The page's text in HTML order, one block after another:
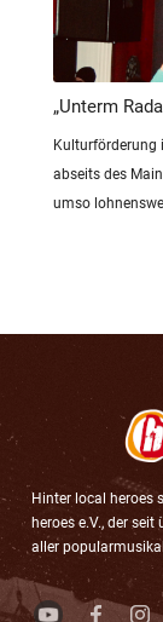
„Unterm
Kulturförderung
abseits des
umso
Hinter local heroes
heroes e.V., der
aller